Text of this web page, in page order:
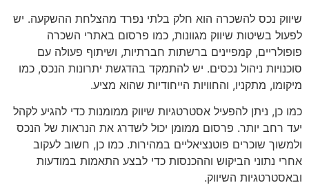
שיווק נכס להשכרה הוא חלק בלתי נפרד מהצלחת ההשקעה. יש
לפעול בשיטות שיווק מגוונות, כמו פרסום באתרי השכרה
פופולריים, קמפיינים ברשתות חברתיות, ושיתוף פעולה עם
סוכנויות ניהול נכסים. יש להתמקד בהדגשת יתרונות הנכס, כמו
מיקומו, מתקניו, והחוויות הייחודיות שהוא מציע.
כמו כן, ניתן להפעיל אסטרטגיות שיווק ממומנות כדי להגיע לקהל
יעד רחב יותר. פרסום ממומן יכול לשדרג את הנראות של הנכס
ולמשוך שוכרים פוטנציאליים במהירות. כמו כן, חשוב לעקוב
אחרי נתוני הביקוש וההכנסות כדי לבצע התאמות במודעות
ובאסטרטגיות השיווק.